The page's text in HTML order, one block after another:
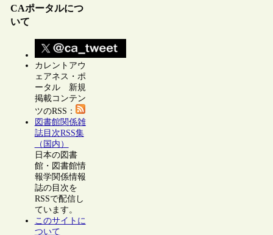
CAポータルにつ
いて
カレントアウ
ェアネス・ポ
ータル 新規
掲載コンテン
ツのRSS：
図書館関係雑
誌目次RSS集
（国内）
日本の図書
館・図書館情
報学関係情報
誌の目次を
RSSで配信し
ています。
このサイトに
ついて